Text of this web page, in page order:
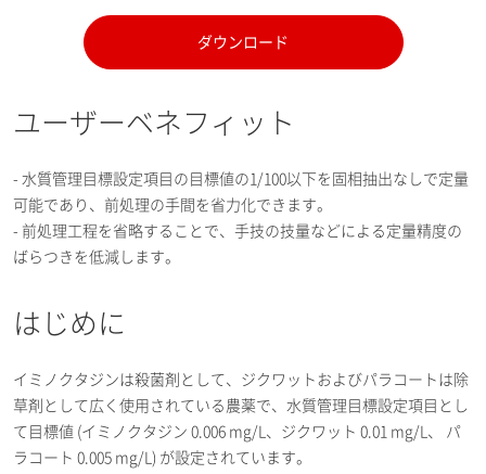
ダウンロード
ユーザーベネフィット
- 水質管理目標設定項目の目標値の1/100以下を固相抽出なしで定量
可能であり、前処理の手間を省力化できます。
- 前処理工程を省略することで、手技の技量などによる定量精度の
ばらつきを低減します。
はじめに
イミノクタジンは殺菌剤として、ジクワットおよびパラコートは除
草剤として広く使用されている農薬で、水質管理目標設定項目とし
て目標値 (イミノクタジン 0.006 mg/L、ジクワット 0.01 mg/L、 パ
ラコート 0.005 mg/L) が設定されています。